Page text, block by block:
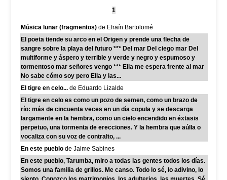
1
Música lunar (fragmentos) de Efraín Bartolomé
El poeta tiende su arco en el Origen y prende una flecha de
sangre sobre la playa del futuro *** Del mar Del ciego mar Del
multiforme y áspero y terrible y verde y negro y espumoso y
tormentoso mar señores vengo *** Ella me espera frente al mar
No sabe cómo soy pero Ella y las...
El tigre en celo... de Eduardo Lizalde
El tigre en celo es como un pozo de semen, como un brazo de
río: más de cincuenta veces en un día copula y se descarga
largamente en la hembra, como un cielo encendido en éxtasis
perpetuo, una tormenta de erecciones. Y la hembra que aúlla o
vocaliza con su voz de contralto, ...
En este pueblo de Jaime Sabines
En este pueblo, Tarumba, miro a todas las gentes todos los días.
Somos una familia de grillos. Me canso. Todo lo sé, lo adivino, lo